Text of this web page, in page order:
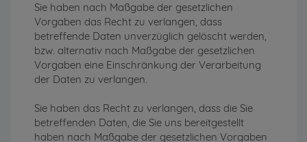
Sie haben nach Maßgabe der gesetzlichen
Vorgaben das Recht zu verlangen, dass
betreffende Daten unverzüglich gelöscht werden,
bzw. alternativ nach Maßgabe der gesetzlichen
Vorgaben eine Einschränkung der Verarbeitung
der Daten zu verlangen.
Sie haben das Recht zu verlangen, dass die Sie
betreffenden Daten, die Sie uns bereitgestellt
haben nach Maßgabe der gesetzlichen Vorgaben